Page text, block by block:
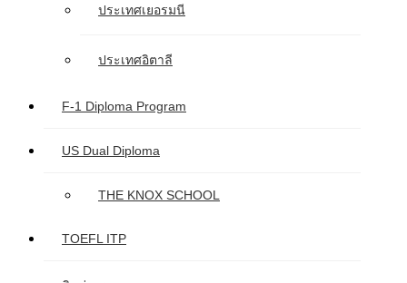
ประเทศเยอรมนี
ประเทศอิตาลี
F-1 Diploma Program
US Dual Diploma
THE KNOX SCHOOL
TOEFL ITP